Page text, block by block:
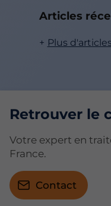
Articles
Plus
Retrouver le
Votre expert en
France.
Contact